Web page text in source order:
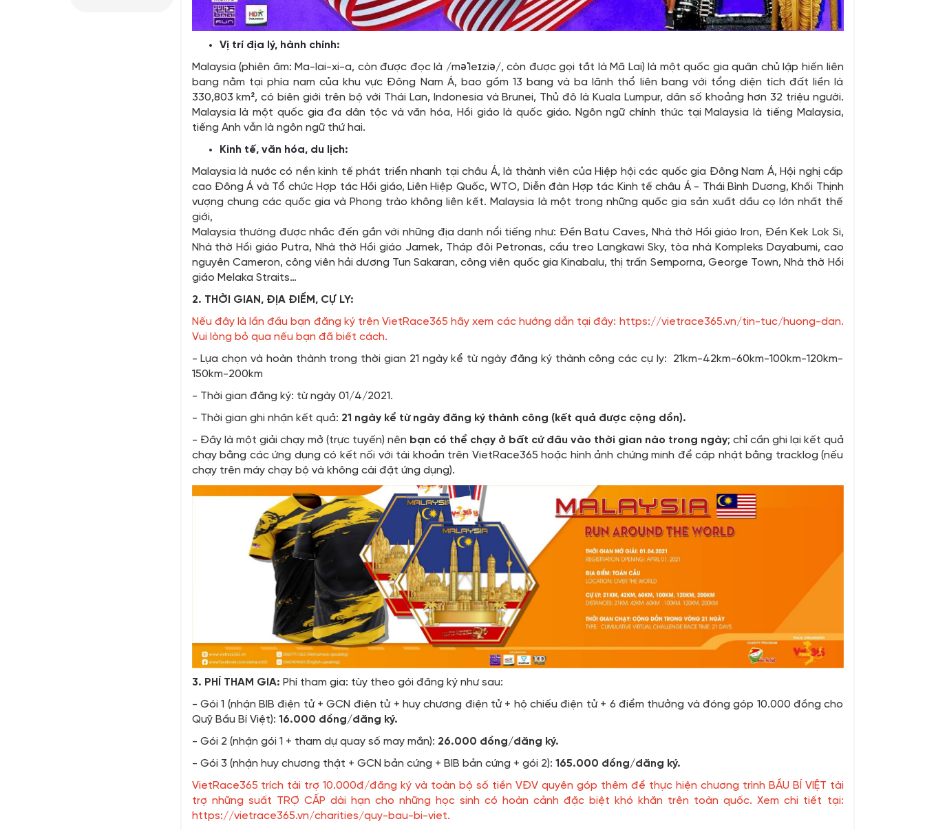
Vị trí địa lý, hành chính:
Malaysia (phiên âm: Ma-lai-xi-a, còn được đọc là /məˈleɪziə/, còn được gọi tắt là Mã Lai) là một quốc gia quân chủ lập hiến liên
bang nằm tại phía nam của khu vực Đông Nam Á, bao gồm 13 bang và ba lãnh thổ liên bang với tổng diện tích đất liền là
330,803 km², có biên giới trên bộ với Thái Lan, Indonesia và Brunei, Thủ đô là Kuala Lumpur, dân số khoảng hơn 32 triệu người.
Malaysia là một quốc gia đa dân tộc và văn hóa, Hồi giáo là quốc giáo. Ngôn ngữ chính thức tại Malaysia là tiếng Malaysia,
tiếng Anh vẫn là ngôn ngữ thứ hai.
Kinh tế, văn hóa, du lịch:
Malaysia là nước có nền kinh tế phát triển nhanh tại châu Á, là thành viên của Hiệp hội các quốc gia Đông Nam Á, Hội nghị cấp
cao Đông Á và Tổ chức Hợp tác Hồi giáo, Liên Hiệp Quốc, WTO, Diễn đàn Hợp tác Kinh tế châu Á - Thái Bình Dương, Khối Thịnh
vượng chung các quốc gia và Phong trào không liên kết. Malaysia là một trong những quốc gia sản xuất dầu cọ lớn nhất thế
giới,
Malaysia thường được nhắc đến gắn với những địa danh nổi tiếng như: Đền Batu Caves, Nhà thờ Hồi giáo Iron, Đền Kek Lok Si,
Nhà thờ Hồi giáo Putra, Nhà thờ Hồi giáo Jamek, Tháp đôi Petronas, cầu treo Langkawi Sky, tòa nhà Kompleks Dayabumi, cao
nguyên Cameron, công viên hải dương Tun Sakaran, công viên quốc gia Kinabalu, thị trấn Semporna, George Town, Nhà thờ Hồi
giáo Melaka Straits…
2. THỜI GIAN, ĐỊA ĐIỂM, CỰ LY:
Nếu đây là lần đầu bạn đăng ký trên VietRace365 hãy xem các hướng dẫn tại đây: https://vietrace365.vn/tin-tuc/huong-dan.
Vui lòng bỏ qua nếu bạn đã biết cách.
- Lựa chọn và hoàn thành trong thời gian 21 ngày kể từ ngày đăng ký thành công các cự ly: 21km-42km-60km-100km-120km-
150km-200km
- Thời gian đăng ký: từ ngày 01/4/2021.
- Thời gian ghi nhận kết quả: 21 ngày kể từ ngày đăng ký thành công (kết quả được cộng dồn).
- Đây là một giải chạy mở (trực tuyến) nên bạn có thể chạy ở bất cứ đâu vào thời gian nào trong ngày; chỉ cần ghi lại kết quả
chạy bằng các ứng dụng có kết nối với tài khoản trên VietRace365 hoặc hình ảnh chứng minh để cập nhật bằng tracklog (nếu
chạy trên máy chạy bộ và không cài đặt ứng dụng).
3. PHÍ THAM GIA: Phí tham gia: tùy theo gói đăng ký như sau:
- Gói 1 (nhận BIB điện tử + GCN điện tử + huy chương điện tử + hộ chiếu điện tử + 6 điểm thưởng và đóng góp 10.000 đồng cho
Quỹ Bầu Bí Việt): 16.000 đồng/đăng ký.
- Gói 2 (nhận gói 1 + tham dự quay số may mắn): 26.000 đồng/đăng ký.
- Gói 3 (nhận huy chương thật + GCN bản cứng + BIB bản cứng + gói 2): 165.000 đồng/đăng ký.
VietRace365 trích tài trợ 10.000đ/đăng ký và toàn bộ số tiền VĐV quyên góp thêm để thực hiện chương trình BẦU BÍ VIỆT tài
trợ những suất TRỢ CẤP dài hạn cho những học sinh có hoàn cảnh đặc biệt khó khăn trên toàn quốc. Xem chi tiết tại:
https://vietrace365.vn/charities/quy-bau-bi-viet.